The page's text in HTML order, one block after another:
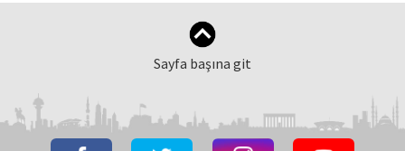
Sayfa başına git